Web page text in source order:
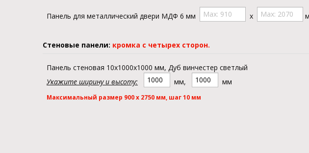
Панель для металлический двери МДФ 6 мм x
Стеновые панели: кромка с четырех сторон.
Панель стеновая 10х1000x1000 мм, Дуб винчестер светлый
Укажите ширину и высоту:
мм, мм
Максимальный размер 900 х 2750 мм, шаг 10 мм